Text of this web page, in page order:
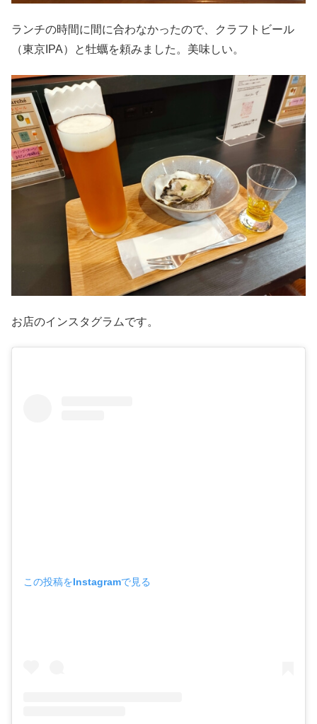
ランチの時間に間に合わなかったので、クラフトビール
（東京IPA）と牡蠣を頼みました。美味しい。
お店のインスタグラムです。
この投稿をInstagramで見る